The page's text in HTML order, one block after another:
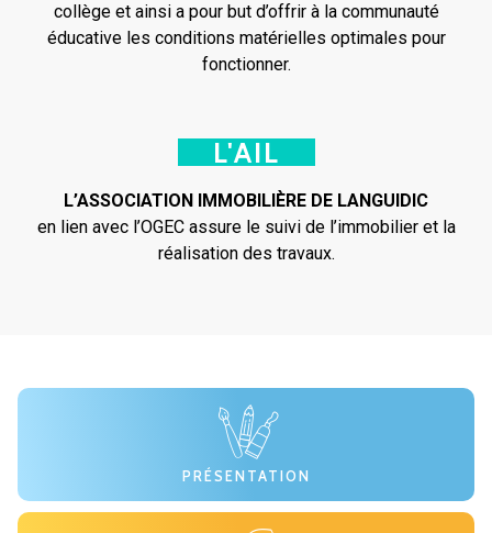
collège et ainsi a pour but d’offrir à la communauté
éducative les conditions matérielles optimales pour
fonctionner.
L'AIL
L’ASSOCIATION IMMOBILIÈRE DE LANGUIDIC
en lien avec l’OGEC assure le suivi de l’immobilier et la
réalisation des travaux.
PRÉSENTATION